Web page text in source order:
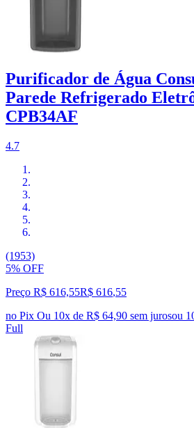
Purificador de Água
Parede Refrigerado
CPB34AF
4.7
(1953)
5% OFF
Preço R$ 616,55R$ 616,55
no Pix Ou 10x de R$ 64,90 sem jurosou
Full